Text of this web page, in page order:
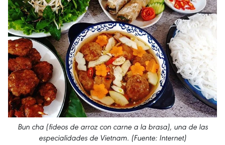
Bun cha (fideos de arroz con carne a la brasa), una de las
especialidades de Vietnam. (Fuente: Internet)